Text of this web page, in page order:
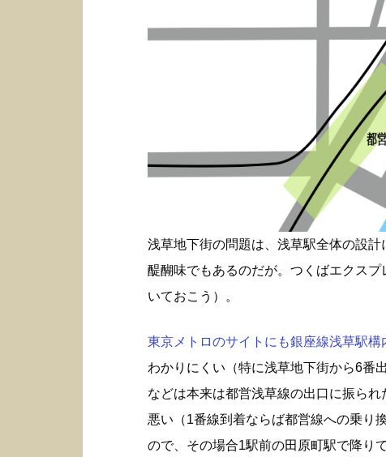
浅草地下街の問題は、浅草駅全体の設
醍醐味でもあるのだが。つくばエクス
いておこう）。
東京メトロのサイトにも銀座線浅草駅
わかりにくい（特に浅草地下街から6番
などは本来は都営浅草線の出口に振ら
悪い（1番線到着ならば都営線への乗り
ので、その場合1駅前の田原町駅で降り